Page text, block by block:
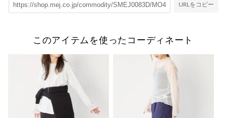
URLをコピー
このアイテムを使ったコーディネート